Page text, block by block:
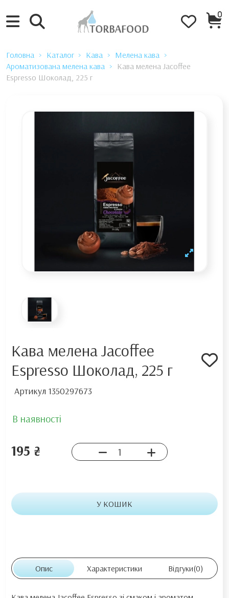
0
Головна Каталог Кава
Мелена кава
Ароматизована мелена кава
Кава мелена Jacoffee
Espresso Шоколад, 225 г
Кава мелена Jacoffee
Espresso Шоколад, 225 г
Артикул 1350297673
В наявності
195 ₴
У КОШИК
Опис Характеристики Відгуки(0)